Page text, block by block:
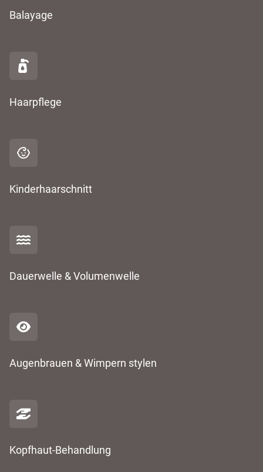
Balayage
Haarpflege
Kinderhaarschnitt
Dauerwelle & Volumenwelle
Augenbrauen & Wimpern stylen
Kopfhaut-Behandlung